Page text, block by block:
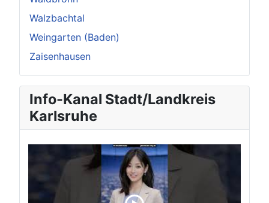
Walzbachtal
Weingarten (Baden)
Zaisenhausen
Info-Kanal Stadt/Landkreis
Karlsruhe